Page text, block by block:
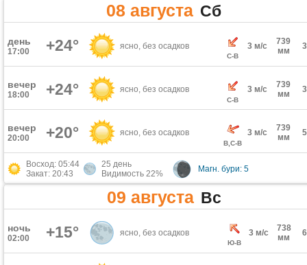
08 августа Сб
день
17:00 +24° ясно, без осадков
С-В
3 м/с
739
мм
вечер
18:00 +24° ясно, без осадков
С-В
3 м/с
739
мм
вечер
20:00 +20° ясно, без осадков
В,С-В
3 м/с
739
мм
Восход: 05:44
Закат: 20:43
25 день
Видимость 22%
Магн. бури: 5
09 августа Вс
ночь
02:00 +15° ясно, без осадков
Ю-В
3 м/с
738
мм